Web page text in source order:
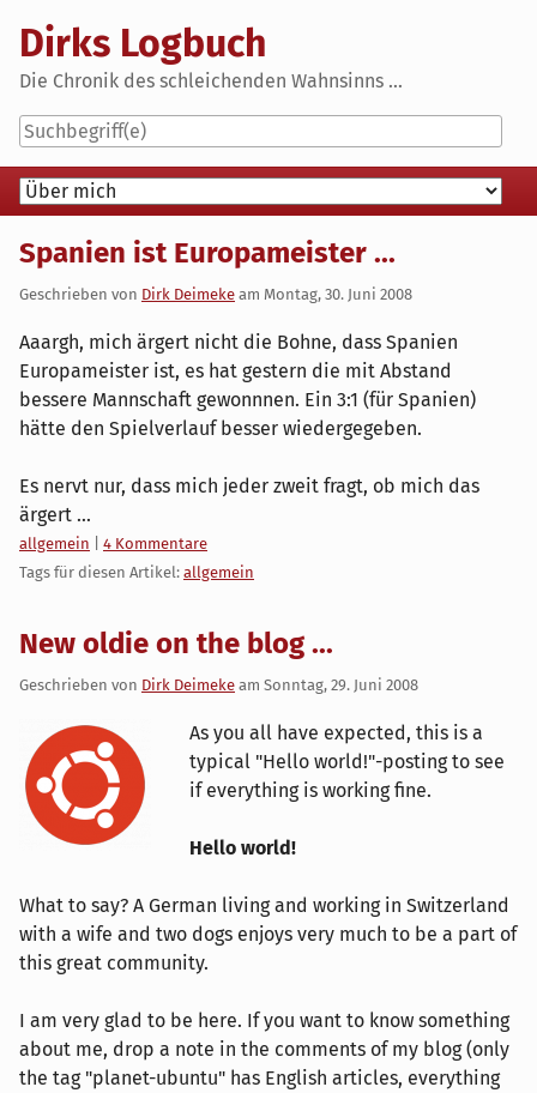
content
Dirks Logbuch
Die Chronik des schleichenden Wahnsinns ...
Navigation
Spanien ist Europameister ...
Geschrieben von Dirk Deimeke am Montag, 30. Juni 2008
Aaargh, mich ärgert nicht die Bohne, dass Spanien
Europameister ist, es hat gestern die mit Abstand
bessere Mannschaft gewonnnen. Ein 3:1 (für Spanien)
hätte den Spielverlauf besser wiedergegeben.
Es nervt nur, dass mich jeder zweit fragt, ob mich das
ärgert ...
Kategorien:
allgemein
4 Kommentare
Tags für diesen Artikel: allgemein
New oldie on the blog ...
Geschrieben von Dirk Deimeke am Sonntag, 29. Juni 2008
As you all have expected, this is a
typical "Hello world!"-posting to see
if everything is working fine.
Hello world!
What to say? A German living and working in Switzerland
with a wife and two dogs enjoys very much to be a part of
this great community.
I am very glad to be here. If you want to know something
about me, drop a note in the comments of my blog (only
the tag "planet-ubuntu" has English articles, everything